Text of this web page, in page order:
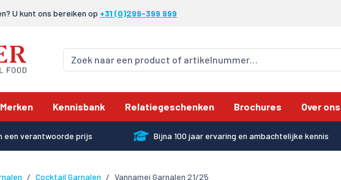
U kunt ons bereiken op +31 (0)299-399 999
Merken Kennisbank Relatiegeschenken Brochures Over ons
een verantwoorde prijs Bijna 100 jaar ervaring en ambachtelijke kennis
Cocktail Garnalen Vannamei Garnalen 21/25